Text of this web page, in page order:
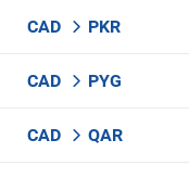
CAD PKR
CAD PYG
CAD QAR